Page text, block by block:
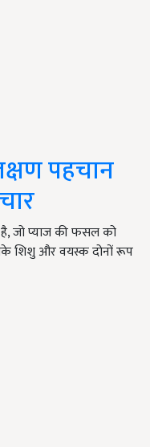
पहचान
जो प्याज की फसल को
शिशु और वयस्क दोनों रूप